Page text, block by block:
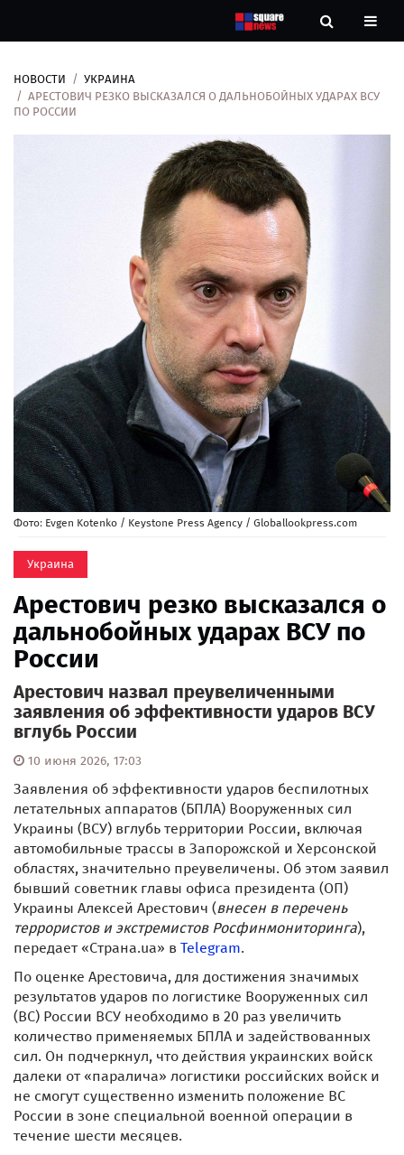
Новости
Рубрики
НОВОСТИ
УКРАИНА
АРЕСТОВИЧ РЕЗКО ВЫСКАЗАЛСЯ О ДАЛЬНОБОЙНЫХ УДАРАХ ВСУ
ПО РОССИИ
Фото: Evgen Kotenko / Keystone Press Agency / Globallookpress.com
Украина
Арестович резко высказался о
дальнобойных ударах ВСУ по
России
Арестович назвал преувеличенными
заявления об эффективности ударов ВСУ
вглубь России
10 июня 2026, 17:03
Заявления об эффективности ударов беспилотных
летательных аппаратов (БПЛА) Вооруженных сил
Украины (ВСУ) вглубь территории России, включая
автомобильные трассы в Запорожской и Херсонской
областях, значительно преувеличены. Об этом заявил
бывший советник главы офиса президента (ОП)
Украины Алексей Арестович (внесен в перечень
террористов и экстремистов Росфинмониторинга),
передает «Страна.ua» в Telegram.
По оценке Арестовича, для достижения значимых
результатов ударов по логистике Вооруженных сил
(ВС) России ВСУ необходимо в 20 раз увеличить
количество применяемых БПЛА и задействованных
сил. Он подчеркнул, что действия украинских войск
далеки от «паралича» логистики российских войск и
не смогут существенно изменить положение ВС
России в зоне специальной военной операции в
течение шести месяцев.